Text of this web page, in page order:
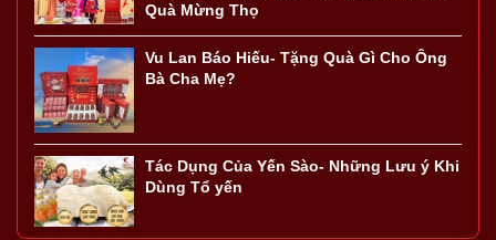
Quà Mừng Thọ
Vu Lan Báo Hiếu- Tặng Quà Gì Cho Ông
Bà Cha Mẹ?
Tác Dụng Của Yến Sào- Những Lưu ý Khi
Dùng Tổ yến